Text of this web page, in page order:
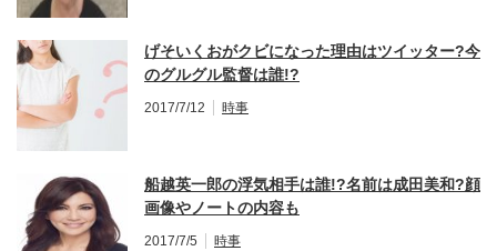
げそいくおがクビになった理由はツイッター?今
のグルグル監督は誰!?
2017/7/12 時事
船越英一郎の浮気相手は誰!?名前は成田美和?顔
画像やノートの内容も
2017/7/5 時事